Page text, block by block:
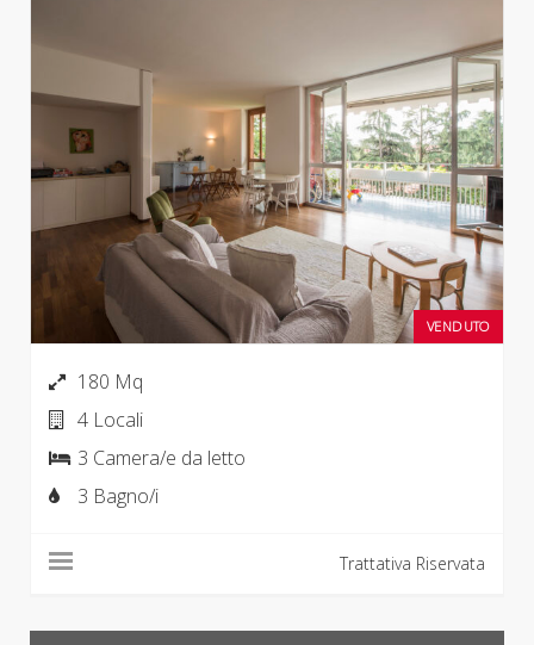
VENDUTO
180 Mq
4 Locali
3 Camera/e da letto
3 Bagno/i
Trattativa Riservata